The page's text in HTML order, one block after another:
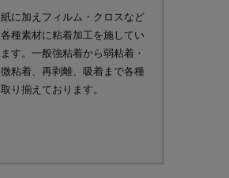
紙に加えフィルム・クロスなど
各種素材に粘着加工を施してい
ます。一般強粘着から弱粘着・
微粘着、再剥離、吸着まで各種
取り揃えております。